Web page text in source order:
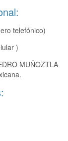
telefónico)
)
MUÑOZTLA